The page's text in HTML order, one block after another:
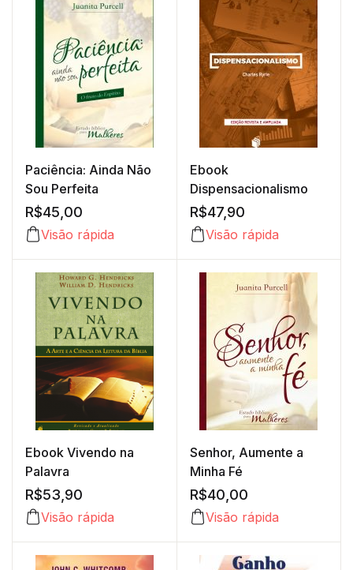
Paciência: Ainda Não
Sou Perfeita
R$45,00
Visão rápida
Ebook
Dispensacionalismo
R$47,90
Visão rápida
Ebook Vivendo na
Palavra
R$53,90
Visão rápida
Senhor, Aumente a
Minha Fé
R$40,00
Visão rápida